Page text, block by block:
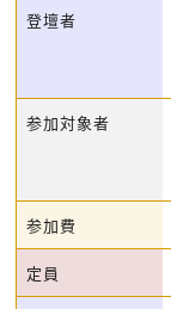
登壇者
参加対象者
参加費
定員